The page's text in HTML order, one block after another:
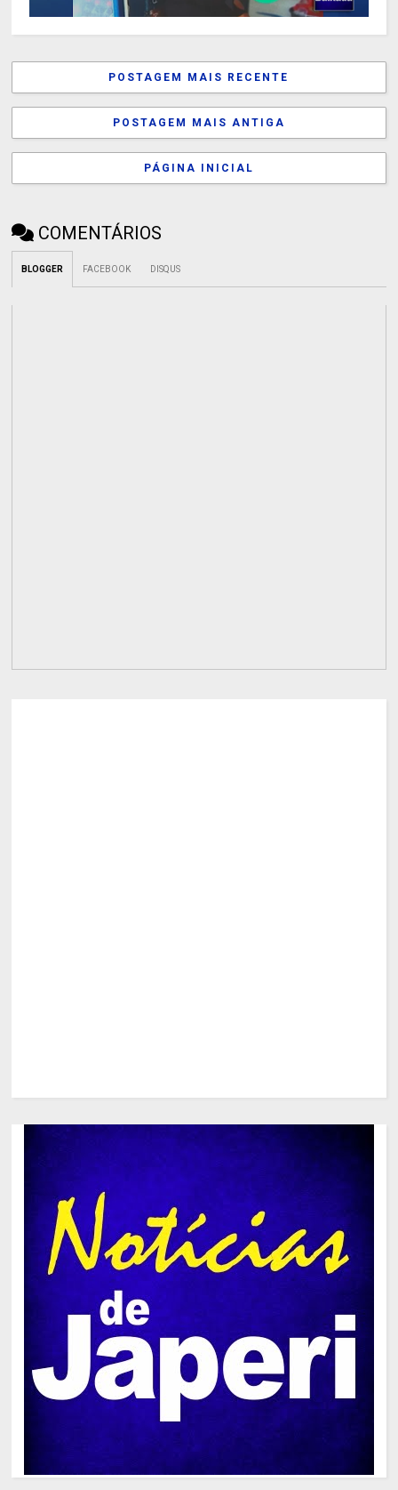
POSTAGEM MAIS RECENTE
POSTAGEM MAIS ANTIGA
PÁGINA INICIAL
COMENTÁRIOS
BLOGGER FACEBOOK DISQUS